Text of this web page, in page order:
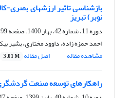
بازشناسی تاثیر ارزشهای بصری-
نوبر) تبریز
دوره 11، شماره 42، بهار 1400، صفحه
213
احمد حمزه زاده، داوود مختاری، بشیر
مشاهده مقاله
اصل مقاله 3.01 M
راهکارهای توسعه صنعت گردشگری